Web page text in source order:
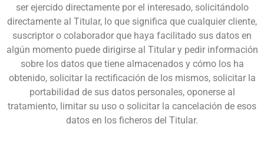
ser ejercido directamente por el interesado, solicitándolo
directamente al Titular, lo que significa que cualquier cliente,
suscriptor o colaborador que haya facilitado sus datos en
algún momento puede dirigirse al Titular y pedir información
sobre los datos que tiene almacenados y cómo los ha
obtenido, solicitar la rectificación de los mismos, solicitar la
portabilidad de sus datos personales, oponerse al
tratamiento, limitar su uso o solicitar la cancelación de esos
datos en los ficheros del Titular.